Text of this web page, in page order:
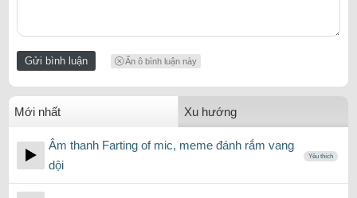
Ẩn ô bình luận này
Mới nhất Xu hướng
Âm thanh Farting of mic, meme đánh rắm vang
dội
Yêu thích